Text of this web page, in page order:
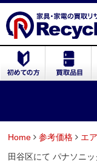
Home 参考価格 エ
田谷区にて パナソニ